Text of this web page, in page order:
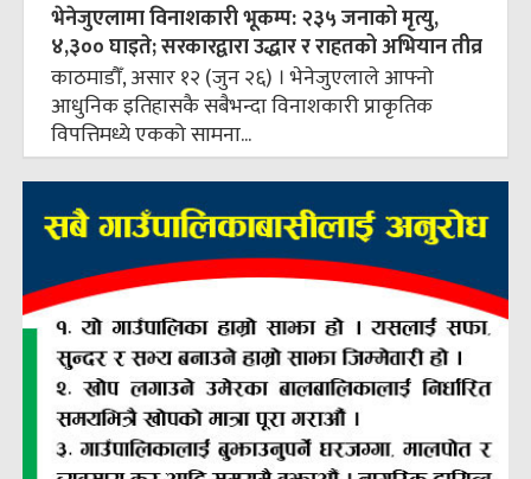
भेनेजुएलामा विनाशकारी भूकम्प: २३५ जनाको मृत्यु,
४,३०० घाइते; सरकारद्वारा उद्धार र राहतको अभियान तीव्र
काठमाडौँ, असार १२ (जुन २६) । भेनेजुएलाले आफ्नो
आधुनिक इतिहासकै सबैभन्दा विनाशकारी प्राकृतिक
विपत्तिमध्ये एकको सामना...